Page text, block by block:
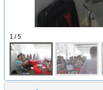
1 / 5